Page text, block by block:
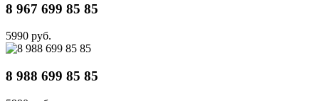
8 967 699 85 85
5990 руб.
8 988 699 85 85